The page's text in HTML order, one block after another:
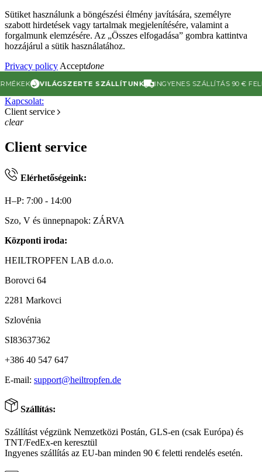
Sütiket használunk a böngészési élmény javítására, személyre
szabott hirdetések vagy tartalmak megjelenítésére, valamint a
forgalmunk elemzésére. Az „Összes elfogadása” gombra kattintva
hozzájárul a sütik használatához.
Privacy policy Acceptdone
VILÁGSZERTE SZÁLLÍTUNK INGYENES SZÁLLÍTÁS 90 €
Kapcsolat:
Client service
clear
Client service
Elérhetőségeink:
H–P: 7:00 - 14:00
Szo, V és ünnepnapok: ZÁRVA
Központi iroda:
HEILTROPFEN LAB d.o.o.
Borovci 64
2281 Markovci
Szlovénia
SI83637362
+386 40 547 647
E-mail: support@heiltropfen.de
Szállítás:
Szállítást végzünk Nemzetközi Postán, GLS-en (csak Európa) és
TNT/FedEx-en keresztül
Ingyenes szállítás az EU-ban minden 90 € feletti rendelés esetén.